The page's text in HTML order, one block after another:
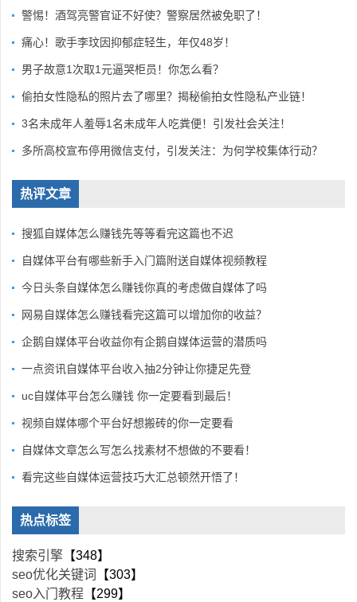
警惕！酒驾亮警官证不好使？警察居然被免职了！
痛心！歌手李玟因抑郁症轻生，年仅48岁！
男子故意1次取1元逼哭柜员！你怎么看？
偷拍女性隐私的照片去了哪里？揭秘偷拍女性隐私产业链！
3名未成年人羞辱1名未成年人吃粪便！引发社会关注！
多所高校宣布停用微信支付，引发关注：为何学校集体行动？
热评文章
搜狐自媒体怎么赚钱先等等看完这篇也不迟
自媒体平台有哪些新手入门篇附送自媒体视频教程
今日头条自媒体怎么赚钱你真的考虑做自媒体了吗
网易自媒体怎么赚钱看完这篇可以增加你的收益？
企鹅自媒体平台收益你有企鹅自媒体运营的潜质吗
一点资讯自媒体平台收入抽2分钟让你捷足先登
uc自媒体平台怎么赚钱 你一定要看到最后！
视频自媒体哪个平台好想搬砖的你一定要看
自媒体文章怎么写怎么找素材不想做的不要看！
看完这些自媒体运营技巧大汇总顿然开悟了！
热点标签
搜索引擎 【348】
seo优化关键词
【303】
seo入门教程 【299】